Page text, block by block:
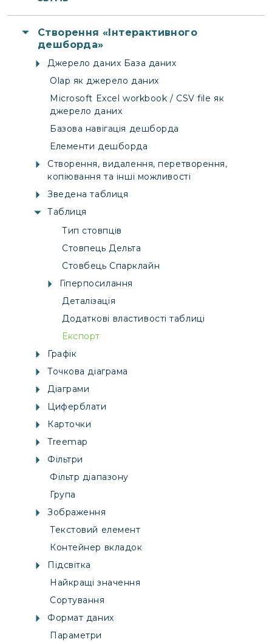
Створення «Інтерактивного
дешборда»
Джерело даних База даних
Olap як джерело даних
Microsoft Excel workbook / CSV file як
джерело даних
Базова навігація дешборда
Елементи дешборда
Створення, видалення, перетворення,
копіювання та інші можливості
Зведена таблиця
Таблиця
Тип стовпців
Стовпець Дельта
Стовбець Спарклайн
Гіперпосилання
Деталізація
Додаткові властивості таблиці
Експорт
Графік
Точкова діаграма
Діаграми
Циферблати
Карточки
Treemap
Фільтри
Фільтр діапазону
Група
Зображення
Текстовий елемент
Контейнер вкладок
Підсвітка
Найкращі значення
Сортування
Формат даних
Параметри